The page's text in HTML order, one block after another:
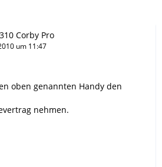
Corby Pro
um 11:47
oben genannten Handy den
nehmen.